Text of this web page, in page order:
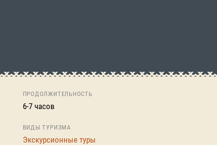
ПРОДОЛЖИТЕЛЬНОСТЬ
6-7 часов
ВИДЫ ТУРИЗМА
Экскурсионные туры